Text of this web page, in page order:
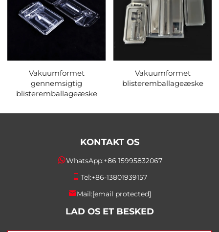
Vakuumformet
gennemsigtig
blisteremballageæske
Vakuumformet
blisteremballageæske
KONTAKT OS
WhatsApp:+86 15995832067
Tel:+86-13801939157
Mail:[email protected]
LAD OS ET BESKED